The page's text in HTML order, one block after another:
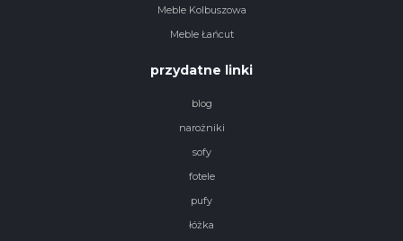
Meble Kolbuszowa
Meble Łańcut
przydatne linki
blog
narożniki
sofy
fotele
pufy
łóżka